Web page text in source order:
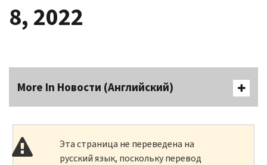
8, 2022
More In Новости (Английский)
Эта страница не переведена на
русский язык, поскольку перевод